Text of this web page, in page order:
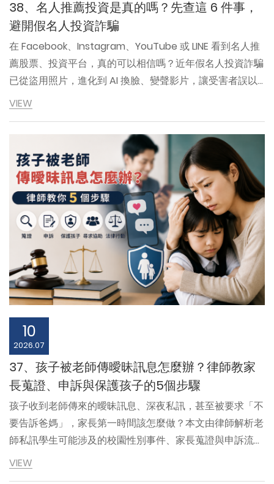
38、名人推薦投資是真的嗎？先查這 6 件事，
避開假名人投資詐騙
在 Facebook、Instagram、YouTube 或 LINE 看到名人推
薦股票、投資平台，真的可以相信嗎？近年假名人投資詐騙
已從盜用照片，進化到 AI 換臉、變聲影片，讓受害者誤以
為是真人推薦。本文由律師整理 6 個查證步驟，教你辨識假
假名人投資詐騙。
VIEW
10
2026.07
37、孩子被老師傳曖昧訊息怎麼辦？律師教家
長蒐證、申訴與保護孩子的5個步驟
孩子收到老師傳來的曖昧訊息、深夜私訊，甚至被要求「不
要告訴爸媽」，家長第一時間該怎麼做？本文由律師解析老
師私訊學生可能涉及的校園性別事件、家長蒐證與申訴流
程、性平會調查期限，以及如何向學校要求保護措施，避免
VIEW